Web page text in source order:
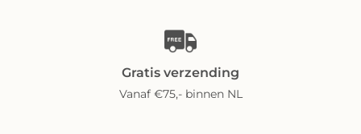
Gratis verzending
Vanaf €75,- binnen NL